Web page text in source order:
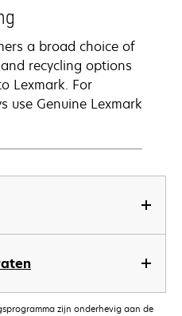
a broad choice of
recycling options
Lexmark. For
use Genuine Lexmark
zijn onderhevig aan de